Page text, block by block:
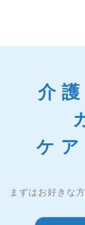
介
ケ
まずはお好きな